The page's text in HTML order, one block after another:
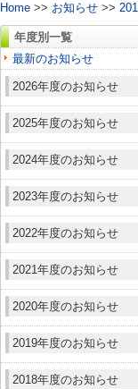
Home >> お知らせ >>
年度別一覧
最新のお知らせ
2026年度のお知らせ
2025年度のお知らせ
2024年度のお知らせ
2023年度のお知らせ
2022年度のお知らせ
2021年度のお知らせ
2020年度のお知らせ
2019年度のお知らせ
2018年度のお知らせ